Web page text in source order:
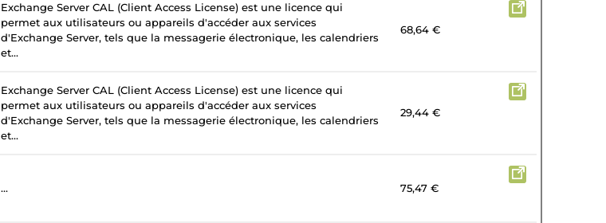
Exchange Server CAL (Client Access License) est une licence qui
permet aux utilisateurs ou appareils d'accéder aux services
d'Exchange Server, tels que la messagerie électronique, les calendriers
et...
68,64 €
Exchange Server CAL (Client Access License) est une licence qui
permet aux utilisateurs ou appareils d'accéder aux services
d'Exchange Server, tels que la messagerie électronique, les calendriers
et...
29,44 €
... 75,47 €